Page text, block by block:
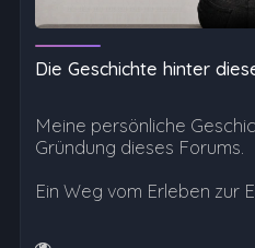
Die Geschichte hinter
Meine persönliche
Gründung dieses Forums.
Ein Weg vom Erleben zur